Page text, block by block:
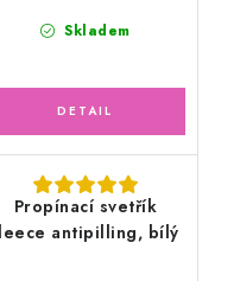
Skladem
Propínací svetřík
antipilling, bílý